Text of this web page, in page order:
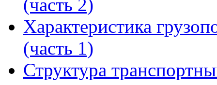
(часть 2)
Характеристика
(часть 1)
Структура